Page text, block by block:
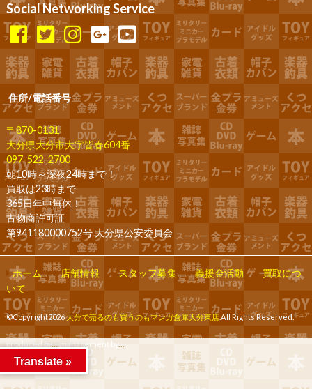
Social Networking Service
住所/電話番号
〒870-0131
大分県大分市大字皆春604番
097-522-2700
朝10時～深夜24時まで！
買取は23時まで
365日年中無休！
古物商許可証
第941180000752号 大分県公安委員会
ホーム 店舗情報 スタッフ募集 義援金活動
買取につ
いて
©Copyright2026大分で売るのも買うのもマンガ倉庫大分東店.All Rights Reserved.
produced by... management by...
Translate »